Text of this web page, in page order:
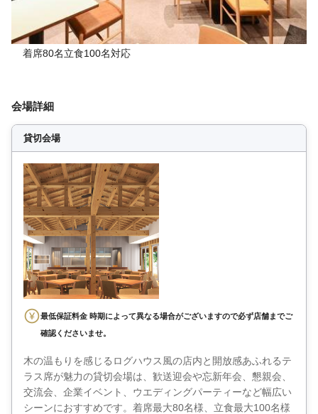
着席80名立食100名対応
会場詳細
貸切会場
最低保証料金 時期によって異なる場合がございますので必ず店舗までご
確認くださいませ。
木の温もりを感じるログハウス風の店内と開放感あふれるテ
ラス席が魅力の貸切会場は、歓送迎会や忘新年会、懇親会、
交流会、企業イベント、ウエディングパーティーなど幅広い
シーンにおすすめです。着席最大80名様、立食最大100名様